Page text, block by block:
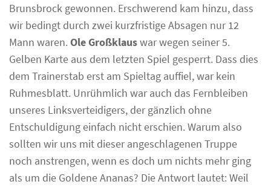
Brunsbrock gewonnen. Erschwerend kam hinzu, dass
wir bedingt durch zwei kurzfristige Absagen nur 12
Mann waren. Ole Großklauswar wegen seiner 5.
Gelben Karte aus dem letzten Spiel gesperrt. Dass dies
dem Trainerstab erst am Spieltag auffiel, war kein
Ruhmesblatt. Unrühmlich war auch das Fernbleiben
unseres Linksverteidigers, der gänzlich ohne
Entschuldigung einfach nicht erschien. Warum also
sollten wir uns mit dieser angeschlagenen Truppe
noch anstrengen, wenn es doch um nichts mehr ging
als um die Goldene Ananas? Die Antwort lautet: Weil